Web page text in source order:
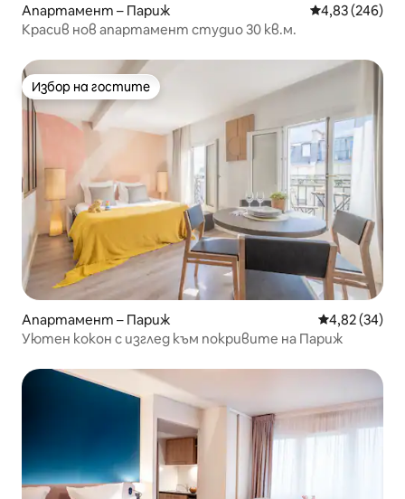
Апартамент – Париж Средна
4,83 (246)
Красив нов апартамент студио 30 кв.м.
Избор на гостите
Избор на гостите
Апартамент – Париж Средна
4,82 (34)
Уютен кокон с изглед към покривите на Париж